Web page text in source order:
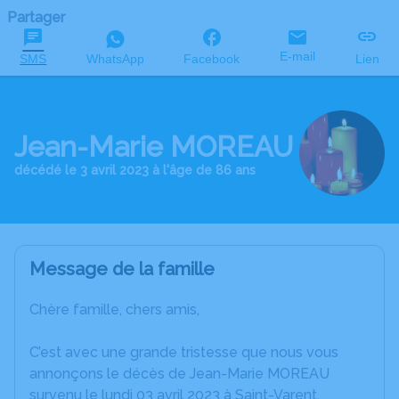
Partager
SMS WhatsApp Facebook E-mail Lien
Jean-Marie MOREAU
décédé le 3 avril 2023 à l'âge de 86 ans
Message de la famille
Chère famille, chers amis,
C’est avec une grande tristesse que nous vous
annonçons le décès de Jean-Marie MOREAU
survenu le lundi 03 avril 2023 à Saint-Varent.